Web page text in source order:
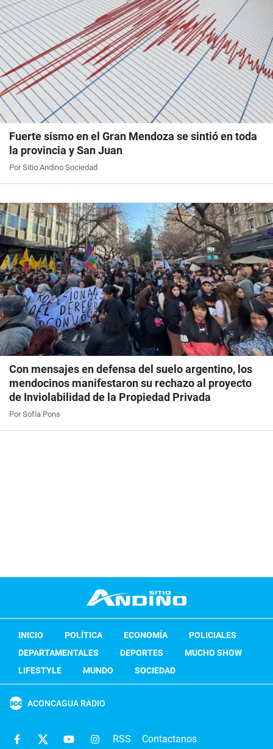
Fuerte sismo en el Gran Mendoza se sintió en toda
la provincia y San Juan
Por Sitio Andino Sociedad
Con mensajes en defensa del suelo argentino, los
mendocinos manifestaron su rechazo al proyecto
de Inviolabilidad de la Propiedad Privada
Por Sofía Pons
INICIO POLÍTICA ECONOMÍA
POLICIALES
DEPARTAMENTALES
DEPORTES
MUCHO SHOW
LIFESTYLE
MUNDO SOCIEDAD
ACONCAGUA RADIO
RSS Contactanos